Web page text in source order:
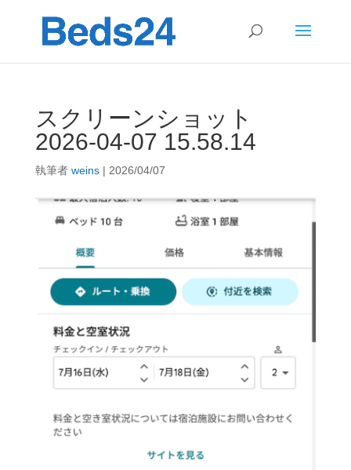
スクリーンショット
2026-04-07 15.58.14
執筆者 weins| 2026/04/07